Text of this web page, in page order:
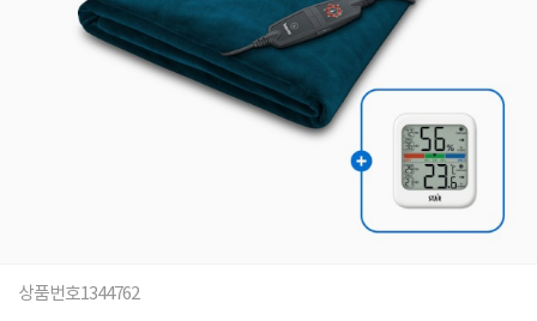
상품번호1344762